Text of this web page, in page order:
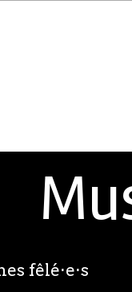
fêlé⋅e⋅s